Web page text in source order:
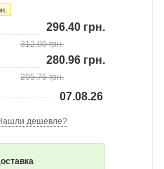
296.40 грн.
312.00грн.
280.96 грн.
295.75грн.
07.08.26
дешевле?